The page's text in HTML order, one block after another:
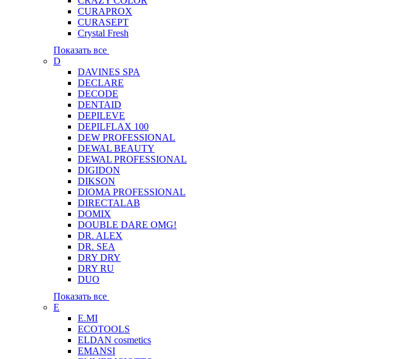
CURAPROX
CURASEPT
Crystal Fresh
Показать все
D
DAVINES SPA
DECLARE
DECODE
DENTAID
DEPILEVE
DEPILFLAX 100
DEW PROFESSIONAL
DEWAL BEAUTY
DEWAL PROFESSIONAL
DIGIDON
DIKSON
DIOMA PROFESSIONAL
DIRECTALAB
DOMIX
DOUBLE DARE OMG!
DR. ALEX
DR. SEA
DRY DRY
DRY RU
DUO
Показать все
E
E.MI
ECOTOOLS
ELDAN cosmetics
EMANSI